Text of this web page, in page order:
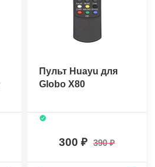
Пульт Huayu для
Globo X80
300 390